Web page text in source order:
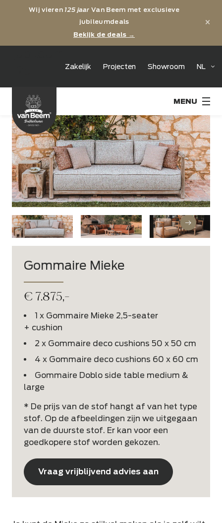
Wij vieren 125 jaar Van Beem met exclusieve
jubileumdeals
Bekijk de deals →
×
Zakelijk Projecten Showroom NL
Gommaire Mieke
€ 7.875,-
1 x Gommaire Mieke 2,5-seater
+ cushion
2 x Gommaire deco cushions 50 x 50 cm
4 x Gommaire deco cushions 60 x 60 cm
Gommaire Doblo side table medium &
large
* De prijs van de stof hangt af van het type
stof. Op de afbeeldingen zijn we uitgegaan
van de duurste stof. Er kan voor een
goedkopere stof worden gekozen.
Vraag vrijblijvend advies aan